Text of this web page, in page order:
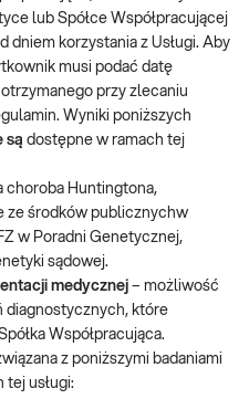
lub Spółce Współpracującej
dniem korzystania z Usługi. Aby
musi podać datę
przy zlecaniu
Wyniki poniższych
są dostępne w ramach tej
choroba Huntingtona,
ze środków publicznychw
w Poradni Genetycznej,
sądowej.
medycznej – możliwość
diagnostycznych, które
Współpracująca.
z poniższymi badaniami
tej usługi: